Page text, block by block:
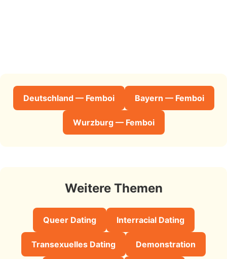
Deutschland — Femboi Bayern — Femboi
Wurzburg — Femboi
Weitere Themen
Queer Dating Interracial Dating
Transexuelles Dating Demonstration